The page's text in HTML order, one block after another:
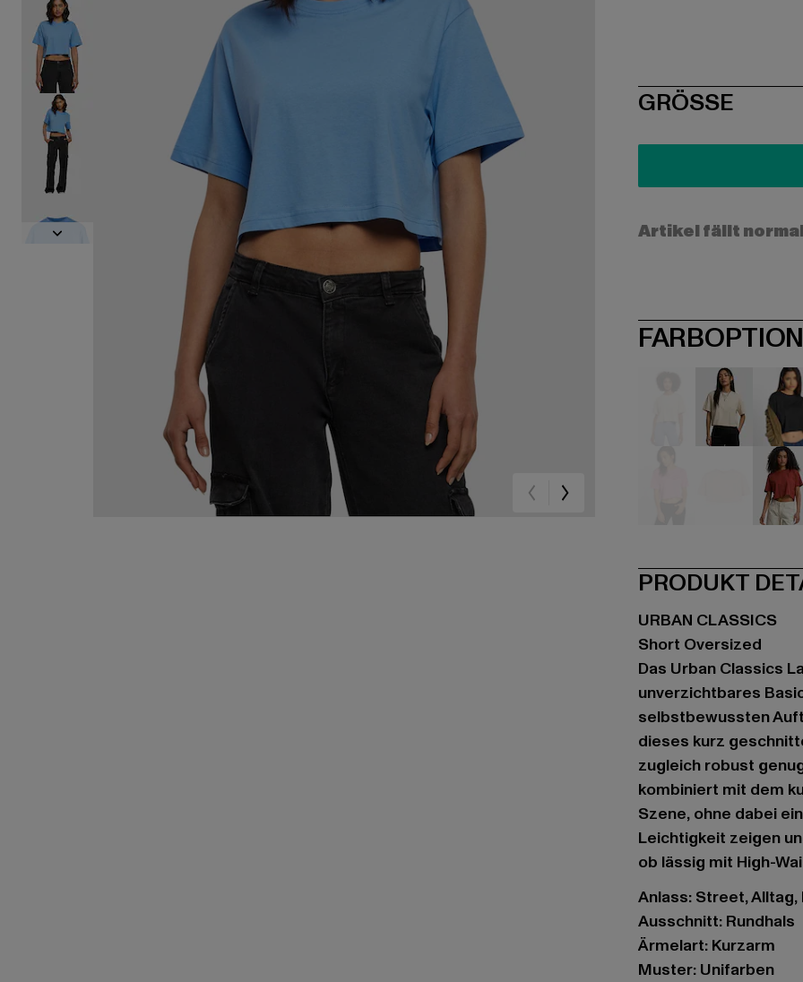
SIZE
GRÖSSE
Artikel fällt
PRODUKT
URBAN CLASSICS
Short Oversized
Das Urban Classics
unverzichtbares
selbstbewussten
dieses kurz
zugleich robust
kombiniert mit dem
Szene, ohne dabei
Leichtigkeit zeigen
ob lässig mit High-
Anlass: Street,
Ausschnitt: Rundhals
Ärmelart: Kurzarm
Muster: Unifarben